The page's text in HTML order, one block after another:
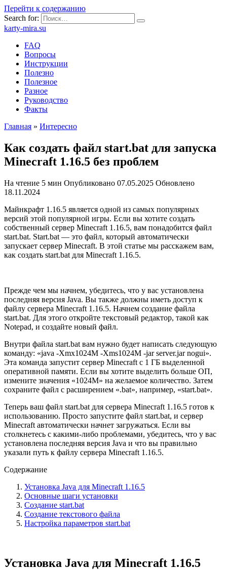
Перейти к содержанию
Search for:
karty-mira.su
FAQ
Вопросы
Инструкции
Полезно
Полезное
Разное
Руководство
Факты
Главная » Интересно
Как создать файл start.bat для запуска
Minecraft 1.16.5 без проблем
На чтение 5 мин Опубликовано 07.05.2025 Обновлено
18.11.2024
Майнкрафт 1.16.5 является одной из самых популярных
версий этой популярной игры. Если вы хотите создать
собственный сервер Minecraft 1.16.5, вам понадобится файл
start.bat. Start.bat — это файл, который автоматически
запускает сервер Minecraft. В этой статье мы расскажем вам,
как создать start.bat для Minecraft 1.16.5.
Прежде чем мы начнем, убедитесь, что у вас установлена
последняя версия Java. Вы также должны иметь доступ к
файлу сервера Minecraft 1.16.5. Начнем создание файла
start.bat. Для этого откройте текстовый редактор, такой как
Notepad, и создайте новый файл.
Внутри файла start.bat вам нужно будет написать следующую
команду: «java -Xmx1024M -Xms1024M -jar server.jar nogui».
Эта команда запустит сервер Minecraft с 1 ГБ выделенной
оперативной памяти. Если вы хотите выделить больше ОП,
измените значения «1024M» на желаемое количество. Затем
сохраните файл с расширением «.bat», например, «start.bat».
Теперь ваш файл start.bat для сервера Minecraft 1.16.5 готов к
использованию. Просто запустите файл start.bat, и сервер
Minecraft автоматически начнет загружаться. Если вы
столкнетесь с какими-либо проблемами, убедитесь, что у вас
установлена последняя версия Java и что вы правильно
указали путь к файлу сервера Minecraft 1.16.5.
Содержание
Установка Java для Minecraft 1.16.5
Основные шаги установки
Создание start.bat
Создание текстового файла
Настройка параметров start.bat
Установка Java для Minecraft 1.16.5